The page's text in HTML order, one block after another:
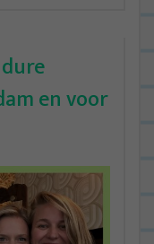
en voor